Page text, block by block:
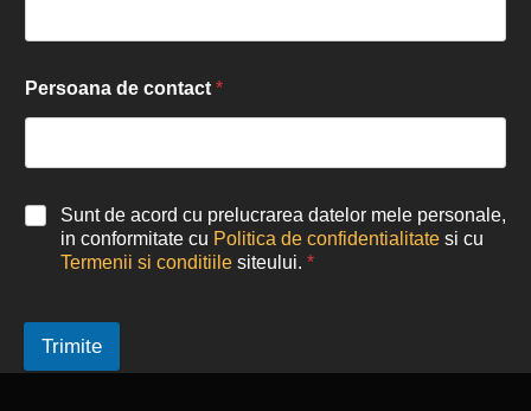
Persoana de contact *
Sunt de acord cu prelucrarea datelor mele personale,
in conformitate cu Politica de confidentialitate si cu
Termenii si conditiile siteului. *
Trimite